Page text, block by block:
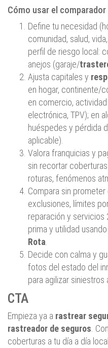
Cómo usar el
Define tu necesidad
comunidad, salud,
perfil de riesgo local:
anejos (garaje/
Ajusta capitales y
en hogar, continente/
en comercio,
electrónica, TPV); en
huéspedes y pérdida
aplicable).
Valora franquicias y
sin recortar
roturas, fenómenos
Compara sin
exclusiones, límites
reparación y servicios
prima y utilidad usando
Rota.
Decide con calma y
fotos del estado del
para agilizar siniestros
CTA
Empieza ya a rastrear
rastreador de seguros.
coberturas a tu día a día